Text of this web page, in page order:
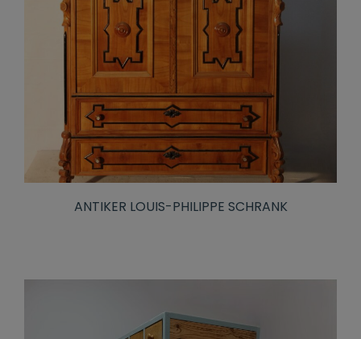
ANTIKER LOUIS-PHILIPPE SCHRANK